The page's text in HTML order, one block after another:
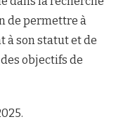
de permettre à
à son statut et de
objectifs de